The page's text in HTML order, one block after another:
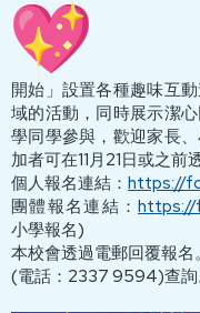
開始」設置各種趣味互
域的活動，同時展示潔
學同學參與，歡迎家長
加者可在11月21日或之前
個人報名連結： https://
團體報名連結：https://
小學報名)
本校會透過電郵回覆報
(電話：2337 9594)查詢